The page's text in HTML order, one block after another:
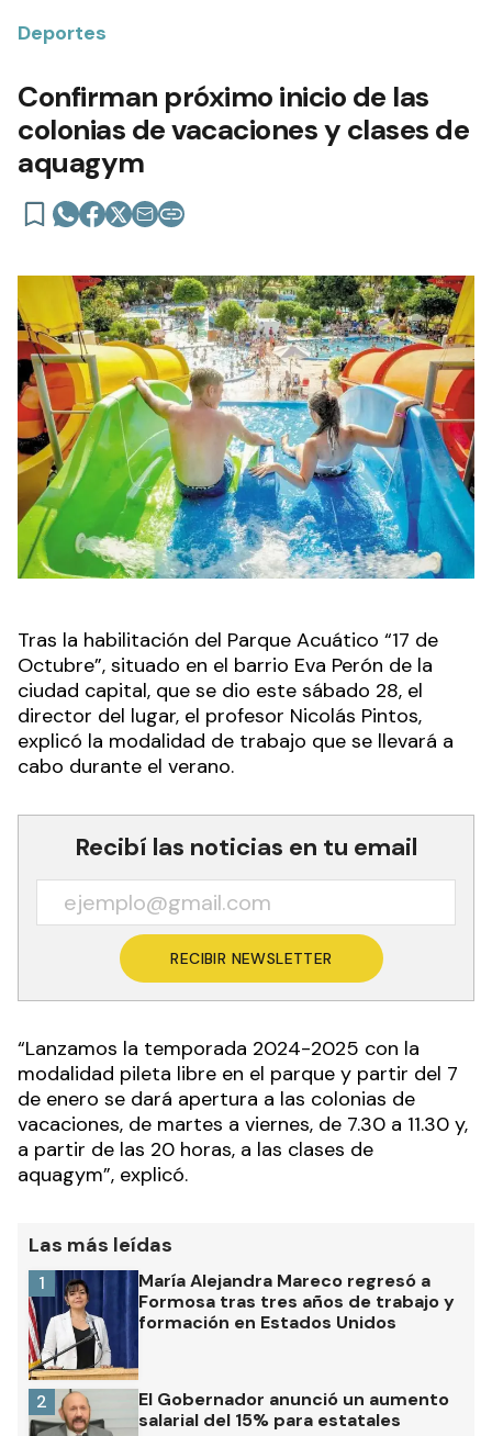
Deportes
Confirman próximo inicio de las
colonias de vacaciones y clases de
aquagym
Tras la habilitación del Parque Acuático “17 de
Octubre”, situado en el barrio Eva Perón de la
ciudad capital, que se dio este sábado 28, el
director del lugar, el profesor Nicolás Pintos,
explicó la modalidad de trabajo que se llevará a
cabo durante el verano.
Recibí las noticias en tu email
RECIBIR NEWSLETTER
“Lanzamos la temporada 2024-2025 con la
modalidad pileta libre en el parque y partir del 7
de enero se dará apertura a las colonias de
vacaciones, de martes a viernes, de 7.30 a 11.30 y,
a partir de las 20 horas, a las clases de
aquagym”, explicó.
Las más leídas
María Alejandra Mareco regresó a
Formosa tras tres años de trabajo y
formación en Estados Unidos
1
El Gobernador anunció un aumento
salarial del 15% para estatales
2